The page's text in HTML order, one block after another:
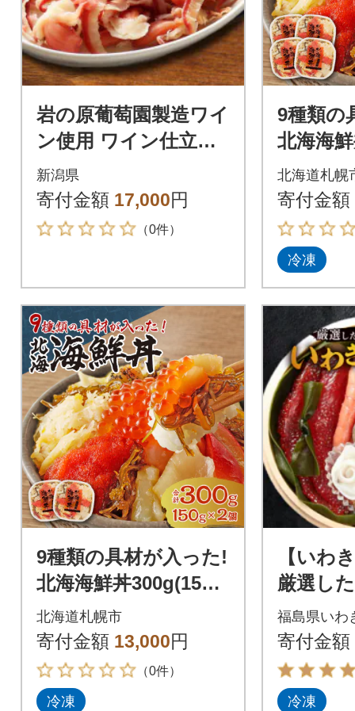
岩の原葡萄園製造ワイ
ン使用 ワイン仕立て
旨味ほっき【500g】
新潟県
寄付金額 17,000円
（0件）
9種類の
北海海
×4個
北海道札幌
寄付金額
冷凍
9種類の具材が入った!
北海海鮮丼300g(150g
×2個)_hs084-017
北海道札幌市
寄付金額 13,000円
（0件）
冷凍
【いわ
厳選し
10品目
5人前
福島県いわ
寄付金額
冷凍